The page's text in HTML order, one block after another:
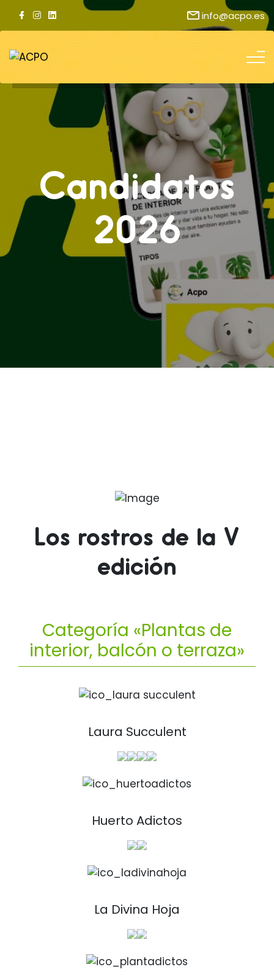
info@acpo.es
Candidatos
2026
Los rostros de la V
edición
Categoría «Plantas de
interior, balcón o terraza»
Laura Succulent
Huerto Adictos
La Divina Hoja